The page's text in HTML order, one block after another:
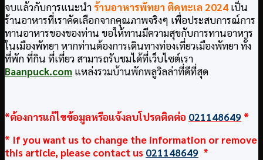
จบแล้วกับการแนะนำร้านอาหารพัทยา ติดทะเล2024 เป็น
ร้านอาหารที่เราคัดเลือกจากคุณภาพจริงๆ เพื่อประสบการณ์การ
ทานอาหารของของท่าน ขอให้ทานมีความสุขกับการทานอาหาร
ในเมืองพัทยา หากท่านต้องการเดินทางท่องเที่ยวเมืองพัทยา ทั้ง
ที่พัก ที่กิน ที่เที่ยว สามารถรับชมได้ที่เว็บไซต์เรา
Baanpuck.com แหล่งรวมบ้านพักพลูวิลล่าที่ดีที่สุด
*ต้องการแก้ไขข้อมูลหรือแจ้งลบโปรดติดต่อ 021148649 *
* If you want us to change the information or remove
this article, please contact us 021148649 *